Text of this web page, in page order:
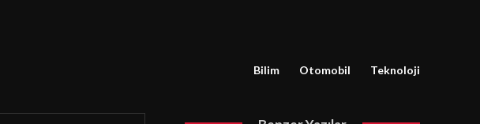
Bilim Otomobil Teknoloji